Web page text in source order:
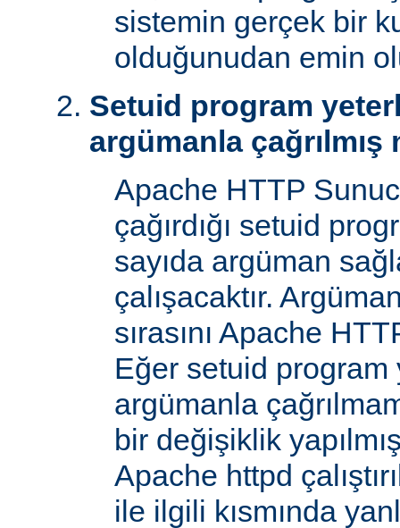
sistemin gerçek bir
olduğunudan emin
Setuid program
argümanla çağrılmış
Apache HTTP
çağırdığı setuid
sayıda argüman
çalışacaktır.
sırasını Apache
Eğer setuid program
argümanla
bir değişiklik
Apache httpd
ile ilgili kısmında